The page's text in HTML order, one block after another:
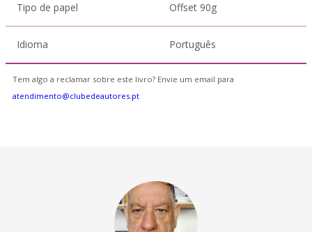
Tipo de papel Offset 90g
Idioma Português
Tem algo a reclamar sobre este livro? Envie um email para
atendimento@clubedeautores.pt